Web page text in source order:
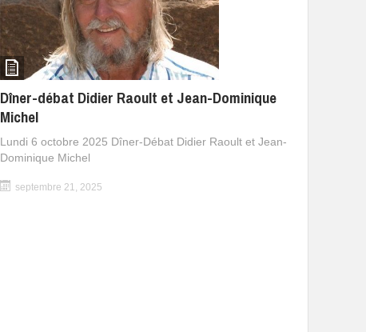
Dîner-débat Didier Raoult et Jean-Dominique
Michel
Lundi 6 octobre 2025 Dîner-Débat Didier Raoult et Jean-
Dominique Michel
septembre 21, 2025